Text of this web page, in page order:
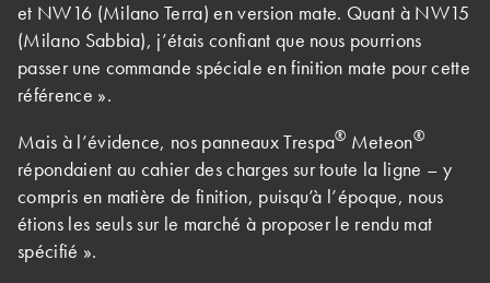
et NW16 (Milano Terra) en version mate. Quant à NW15
(Milano Sabbia), j’étais confiant que nous pourrions
passer une commande spéciale en finition mate pour cette
référence ».
Mais à l’évidence, nos panneaux Trespa® Meteon®
répondaient au cahier des charges sur toute la ligne – y
compris en matière de finition, puisqu’à l’époque, nous
étions les seuls sur le marché à proposer le rendu mat
spécifié ».